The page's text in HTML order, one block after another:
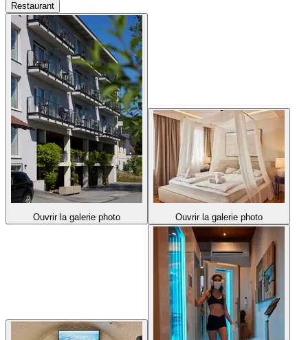
Restaurant
Ouvrir la galerie photo Ouvrir la galerie photo